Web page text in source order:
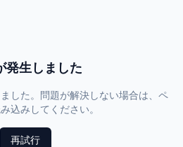
発生しました
した。問題が解決しない場合は、ペ
込みしてください。
再試行